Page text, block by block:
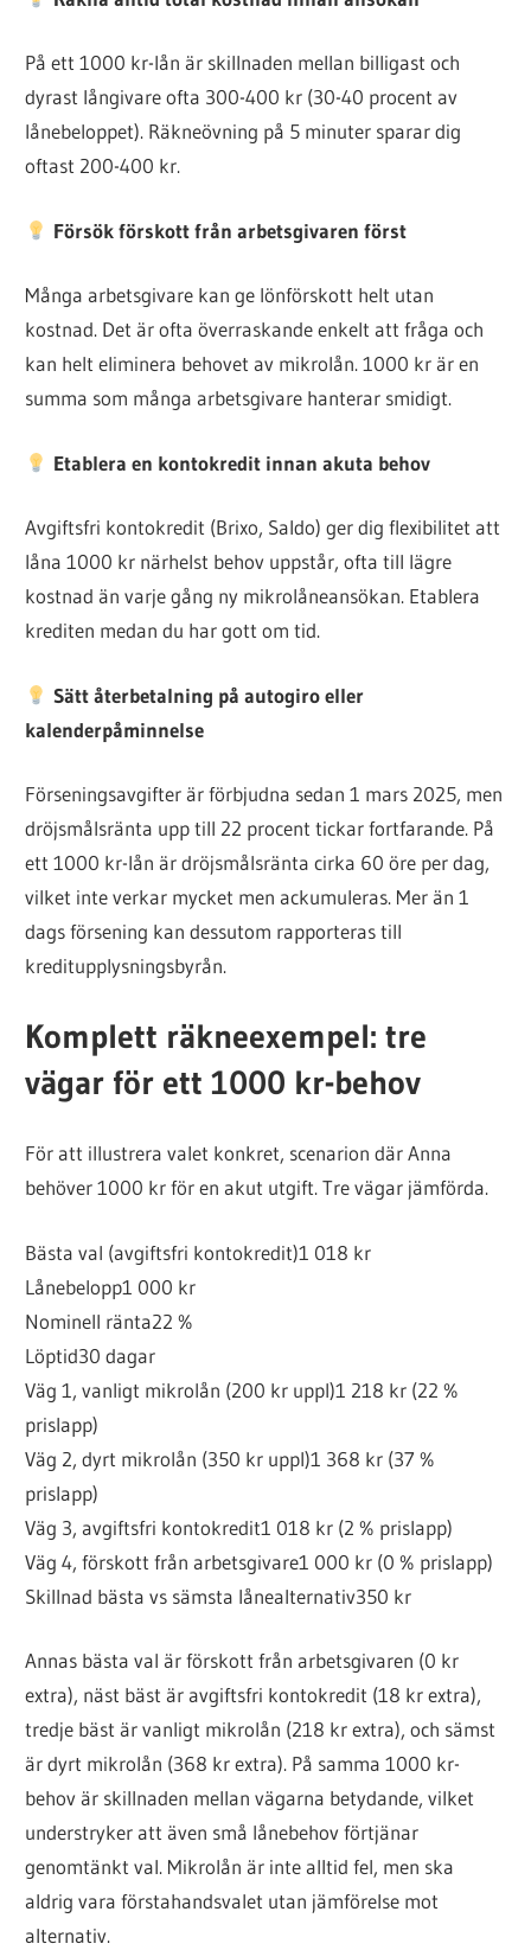
På ett 1000 kr-lån är skillnaden mellan billigast och
dyrast långivare ofta 300-400 kr (30-40 procent av
lånebeloppet). Räkneövning på 5 minuter sparar dig
oftast 200-400 kr.
Försök förskott från arbetsgivaren först
Många arbetsgivare kan ge lönförskott helt utan
kostnad. Det är ofta överraskande enkelt att fråga och
kan helt eliminera behovet av mikrolån. 1000 kr är en
summa som många arbetsgivare hanterar smidigt.
Etablera en kontokredit innan akuta behov
Avgiftsfri kontokredit (Brixo, Saldo) ger dig flexibilitet att
låna 1000 kr närhelst behov uppstår, ofta till lägre
kostnad än varje gång ny mikrolåneansökan. Etablera
krediten medan du har gott om tid.
Sätt återbetalning på autogiro eller
kalenderpåminnelse
Förseningsavgifter är förbjudna sedan 1 mars 2025, men
dröjsmålsränta upp till 22 procent tickar fortfarande. På
ett 1000 kr-lån är dröjsmålsränta cirka 60 öre per dag,
vilket inte verkar mycket men ackumuleras. Mer än 1
dags försening kan dessutom rapporteras till
kreditupplysningsbyrån.
Komplett räkneexempel: tre
vägar för ett 1000 kr-behov
För att illustrera valet konkret, scenarion där Anna
behöver 1000 kr för en akut utgift. Tre vägar jämförda.
Bästa val (avgiftsfri kontokredit)1 018 kr
Lånebelopp1 000 kr
Nominell ränta22 %
Löptid30 dagar
Väg 1, vanligt mikrolån (200 kr uppl)1 218 kr (22 %
prislapp)
Väg 2, dyrt mikrolån (350 kr uppl)1 368 kr (37 %
prislapp)
Väg 3, avgiftsfri kontokredit1 018 kr (2 % prislapp)
Väg 4, förskott från arbetsgivare1 000 kr (0 % prislapp)
Skillnad bästa vs sämsta lånealternativ350 kr
Annas bästa val är förskott från arbetsgivaren (0 kr
extra), näst bäst är avgiftsfri kontokredit (18 kr extra),
tredje bäst är vanligt mikrolån (218 kr extra), och sämst
är dyrt mikrolån (368 kr extra). På samma 1000 kr-
behov är skillnaden mellan vägarna betydande, vilket
understryker att även små lånebehov förtjänar
genomtänkt val. Mikrolån är inte alltid fel, men ska
aldrig vara förstahandsvalet utan jämförelse mot
alternativ.